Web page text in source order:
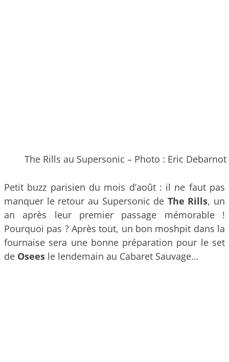
The Rills au Supersonic – Photo : Eric Debarnot
Petit buzz parisien du mois d’août : il ne faut pas
manquer le retour au Supersonic de The Rills, un
an après leur premier passage mémorable !
Pourquoi pas ? Après tout, un bon moshpit dans la
fournaise sera une bonne préparation pour le set
de Osees le lendemain au Cabaret Sauvage…